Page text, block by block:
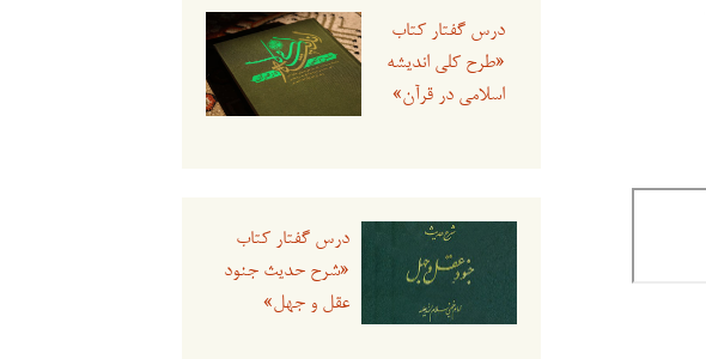
درس گفتار کتاب
«طرح کلی اندیشه
اسلامی در قرآن»
درس گفتار کتاب
«شرح حدیث جنود
عقل و جهل»